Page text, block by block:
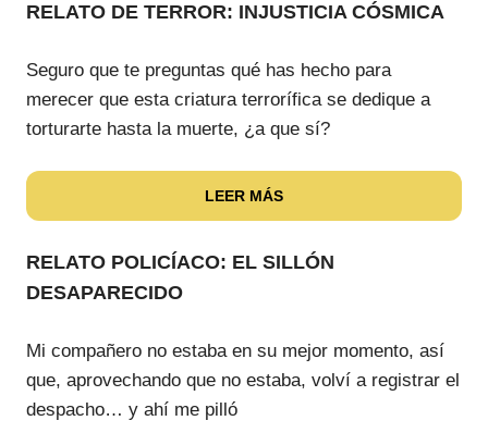
RELATO DE TERROR: INJUSTICIA CÓSMICA
Seguro que te preguntas qué has hecho para
merecer que esta criatura terrorífica se dedique a
torturarte hasta la muerte, ¿a que sí?
LEER MÁS
RELATO POLICÍACO: EL SILLÓN
DESAPARECIDO
Mi compañero no estaba en su mejor momento, así
que, aprovechando que no estaba, volví a registrar el
despacho… y ahí me pilló